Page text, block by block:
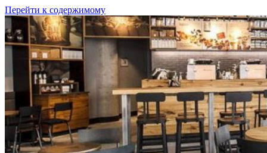
Перейти к содержимому